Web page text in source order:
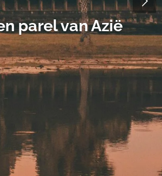
parel van Azië